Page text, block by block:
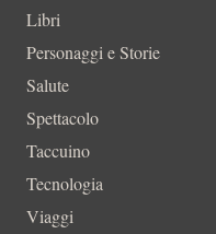
Libri
Personaggi e Storie
Salute
Spettacolo
Taccuino
Tecnologia
Viaggi